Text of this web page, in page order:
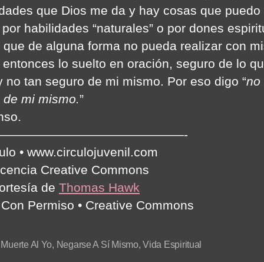
que Dios me da y hay cosas que puedo
habilidades “naturales” o por dones
que de alguna forma no pueda realizar con
entonces lo suelto en oración, seguro de lo
no tan seguro de mi mismo. Por eso digo “no
mi mismo. ”
• www.circulojuvenil.com
Creative Commons
de Thomas Hawk
Permiso • Creative Commons
Muerte Al Yo, Negarse A Sí Mismo,Vida Espiritual